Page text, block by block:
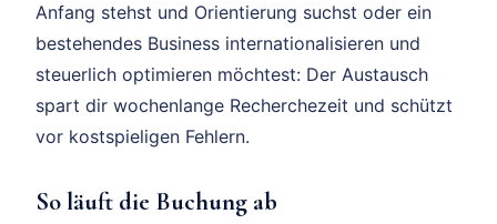
Anfang stehst und Orientierung suchst oder ein
bestehendes Business internationalisieren und
steuerlich optimieren möchtest: Der Austausch
spart dir wochenlange Recherchezeit und schützt
vor kostspieligen Fehlern.
So läuft die Buchung ab